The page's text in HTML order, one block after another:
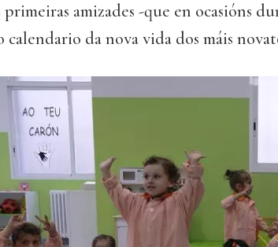
primeiras amizades -que en ocasións
calendario da nova vida dos máis